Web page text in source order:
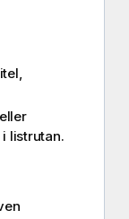
eller
i listrutan.